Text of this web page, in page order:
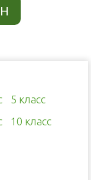
5 класс
10 класс